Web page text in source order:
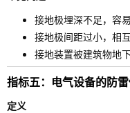
接地极埋深不足，容
接地极间距过小，相
接地装置被建筑物地
指标五：电气设备的防
定义